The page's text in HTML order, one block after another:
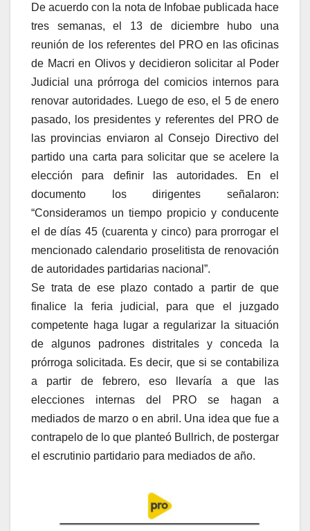
De acuerdo con la nota de Infobae publicada hace
tres semanas, el 13 de diciembre hubo una
reunión de los referentes del PRO en las oficinas
de Macri en Olivos y decidieron solicitar al Poder
Judicial una prórroga del comicios internos para
renovar autoridades. Luego de eso, el 5 de enero
pasado, los presidentes y referentes del PRO de
las provincias enviaron al Consejo Directivo del
partido una carta para solicitar que se acelere la
elección para definir las autoridades. En el
documento los dirigentes señalaron:
“Consideramos un tiempo propicio y conducente
el de días 45 (cuarenta y cinco) para prorrogar el
mencionado calendario proselitista de renovación
de autoridades partidarias nacional”.
Se trata de ese plazo contado a partir de que
finalice la feria judicial, para que el juzgado
competente haga lugar a regularizar la situación
de algunos padrones distritales y conceda la
prórroga solicitada. Es decir, que si se contabiliza
a partir de febrero, eso llevaría a que las
elecciones internas del PRO se hagan a
mediados de marzo o en abril. Una idea que fue a
contrapelo de lo que planteó Bullrich, de postergar
el escrutinio partidario para mediados de año.